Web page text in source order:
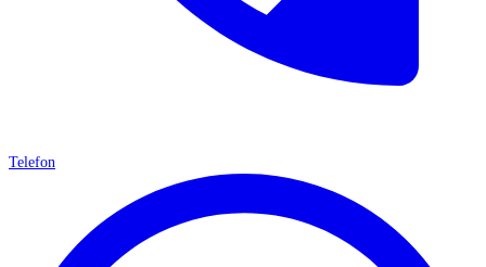
Telefon